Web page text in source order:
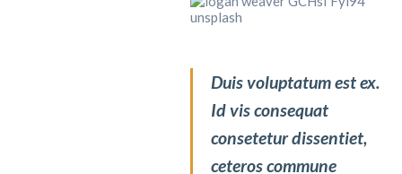
Duis voluptatum est ex.
Id vis consequat
consetetur dissentiet,
ceteros commune